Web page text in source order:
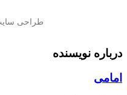
درباره نویسنده
امامی